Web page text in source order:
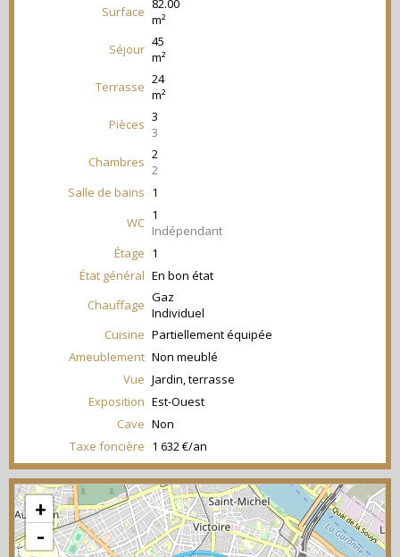
Surface 82.00
m²
Séjour 45
m²
Terrasse 24
m²
Pièces 3
3
Chambres 2
2
Salle de bains 1
WC 1
Indépendant
Étage 1
État général En bon état
Chauffage Gaz
Individuel
Cuisine Partiellement équipée
Ameublement Non meublé
Vue Jardin, terrasse
Exposition Est-Ouest
Cave Non
Taxe foncière 1 632 €/an
+
-